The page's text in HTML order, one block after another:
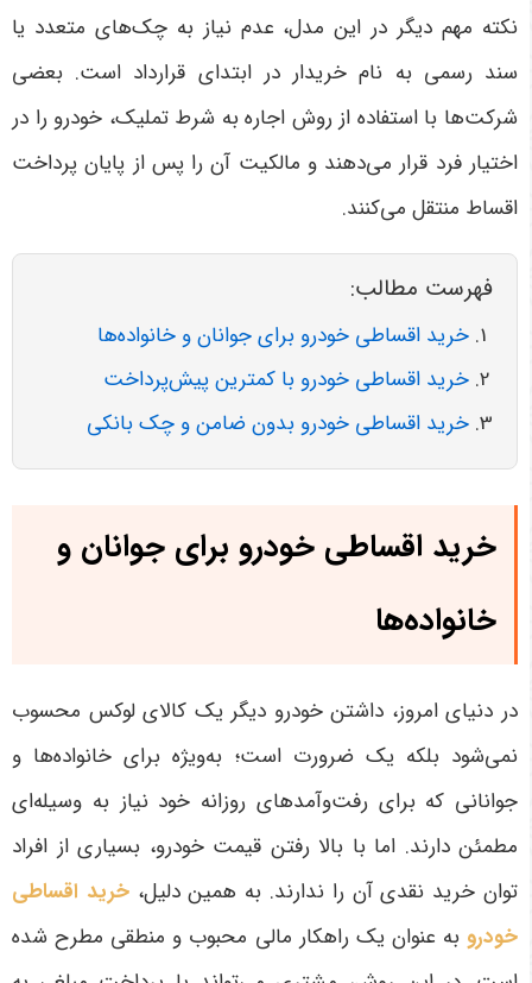
نکته مهم دیگر در این مدل، عدم نیاز به چک‌های متعدد یا
سند رسمی به نام خریدار در ابتدای قرارداد است. بعضی
شرکت‌ها با استفاده از روش اجاره به شرط تملیک، خودرو را در
اختیار فرد قرار می‌دهند و مالکیت آن را پس از پایان پرداخت
اقساط منتقل می‌کنند.
فهرست مطالب:
خرید اقساطی خودرو برای جوانان و خانواده‌ها
خرید اقساطی خودرو با کمترین پیش‌پرداخت
خرید اقساطی خودرو بدون ضامن و چک بانکی
خرید اقساطی خودرو برای جوانان و
خانواده‌ها
در دنیای امروز، داشتن خودرو دیگر یک کالای لوکس محسوب
نمی‌شود بلکه یک ضرورت است؛ به‌ویژه برای خانواده‌ها و
جوانانی که برای رفت‌وآمدهای روزانه خود نیاز به وسیله‌ای
مطمئن دارند. اما با بالا رفتن قیمت خودرو، بسیاری از افراد
توان خرید نقدی آن را ندارند. به همین دلیل،خرید اقساطی
خودرو به عنوان یک راهکار مالی محبوب و منطقی مطرح شده